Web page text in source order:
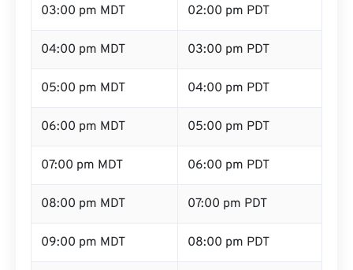
03:00 pm MDT 02:00 pm PDT
04:00 pm MDT 03:00 pm PDT
05:00 pm MDT 04:00 pm PDT
06:00 pm MDT 05:00 pm PDT
07:00 pm MDT 06:00 pm PDT
08:00 pm MDT 07:00 pm PDT
09:00 pm MDT 08:00 pm PDT